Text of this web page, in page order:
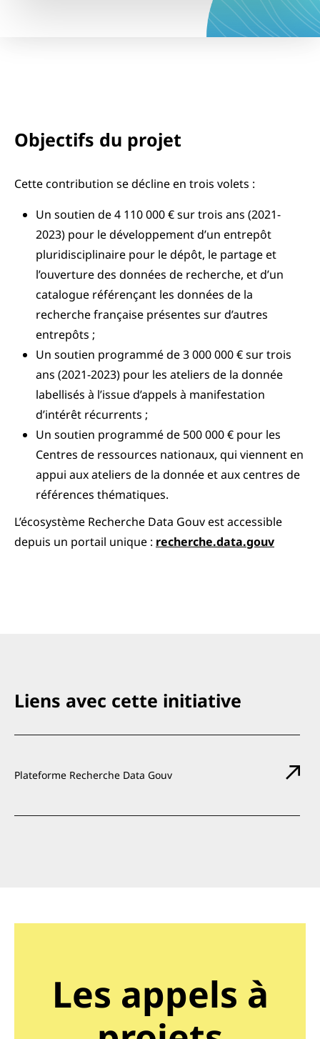
Objectifs du projet
Cette contribution se décline en trois volets :
Un soutien de 4 110 000 € sur trois ans (2021-
2023) pour le développement d’un entrepôt
pluridisciplinaire pour le dépôt, le partage et
l’ouverture des données de recherche, et d’un
catalogue référençant les données de la
recherche française présentes sur d’autres
entrepôts ;
Un soutien programmé de 3 000 000 € sur trois
ans (2021-2023) pour les ateliers de la donnée
labellisés à l’issue d’appels à manifestation
d’intérêt récurrents ;
Un soutien programmé de 500 000 € pour les
Centres de ressources nationaux, qui viennent en
appui aux ateliers de la donnée et aux centres de
références thématiques.
L’écosystème Recherche Data Gouv est accessible
depuis un portail unique : recherche.data.gouv
Liens avec cette initiative
Plateforme Recherche Data Gouv
Les appels à